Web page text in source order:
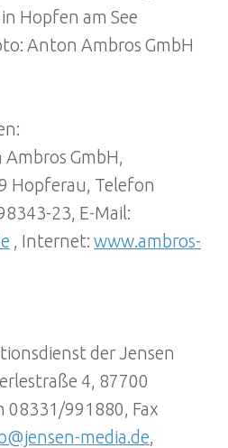
Hopfen am See
Anton Ambros GmbH
GmbH,
Hopferau, Telefon
23, E-Mail:
, Internet: www.ambros-
der Jensen
4, 87700
08331/991880, Fax
media.de,